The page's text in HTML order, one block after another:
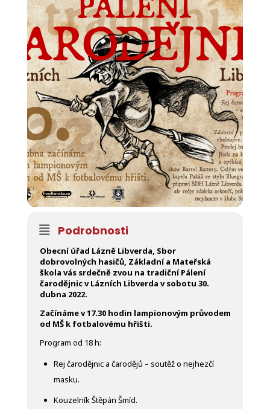
Podrobnosti
Obecní úřad Lázně Libverda, Sbor
dobrovolných hasičů, Základní a Mateřská
škola vás srdečně zvou na tradiční Pálení
čarodějnic v Lázních Libverda v sobotu 30.
dubna 2022.
Začínáme v 17.30 hodin lampionovým průvodem
od MŠ k fotbalovému hřišti.
Program od 18 h:
Rej čarodějnic a čarodějů – soutěž o nejhezčí
masku.
Kouzelník Štěpán Šmíd.